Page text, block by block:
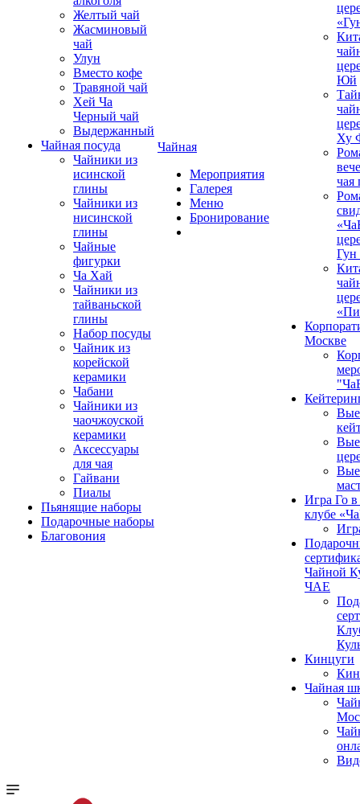
Желтый чай
Жасминовый
чай
Улун
Вместо кофе
Травяной чай
Хей Ча
Черный чай
Выдержанный
Чайная посуда
Чайники из
исинской
глины
Чайники из
нисинской
глины
Чайные
фигурки
Ча Хай
Чайники из
тайваньской
глины
Набор посуды
Чайник из
корейской
керамики
Чабани
Чайники из
чаочжоуской
керамики
Аксессуары
для чая
Гайвани
Пиалы
Пьянящие наборы
Подарочные наборы
Благовония
Чайная
Мероприятия
Галерея
Меню
Бронирование
Юй
Ху
Москве
Игра Го
клубе
Чайной
ЧАЕ
Кинцуги
Чайная